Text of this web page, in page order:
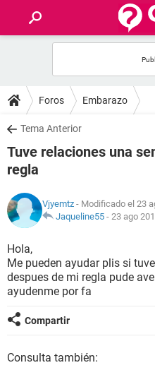
FOROS
SALUD
FAMILIA
NUTRICIÓN
SEXUALIDAD
Foros Embarazo
Tema Anterior
Tuve relaciones una
regla
Vjyemtz - Modificado el 23
Jaqueline55 - 23 ago
Hola,
Me pueden ayudar plis si
despues de mi regla pude
ayudenme por fa
Compartir
Consulta también: